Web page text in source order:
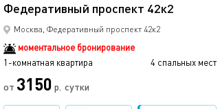
Федеративный проспект 42к2
Москва, Федеративный проспект 42к2
моментальное бронирование
1-комнатная квартира
4 спальных мест
от 3150 р. сутки